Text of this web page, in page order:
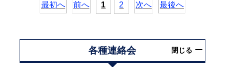
最初へ 前へ 1 2 次へ 最後へ
各種連絡会 閉じる